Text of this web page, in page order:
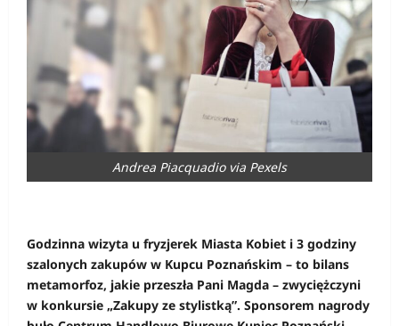
Andrea Piacquadio via Pexels
Godzinna wizyta u fryzjerek Miasta Kobiet i 3 godziny
szalonych zakupów w Kupcu Poznańskim – to bilans
metamorfoz, jakie przeszła Pani Magda – zwyciężczyni
w konkursie „Zakupy ze stylistką”. Sponsorem nagrody